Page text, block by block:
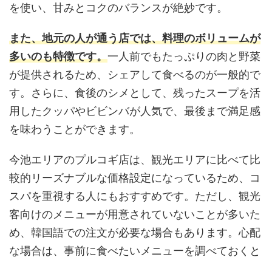
を使い、甘みとコクのバランスが絶妙です。
また、地元の人が通う店では、料理のボリュームが
多いのも特徴です。一人前でもたっぷりの肉と野菜
が提供されるため、シェアして食べるのが一般的で
す。さらに、食後のシメとして、残ったスープを活
用したクッパやビビンバが人気で、最後まで満足感
を味わうことができます。
今池エリアのプルコギ店は、観光エリアに比べて比
較的リーズナブルな価格設定になっているため、コ
スパを重視する人にもおすすめです。ただし、観光
客向けのメニューが用意されていないことが多いた
め、韓国語での注文が必要な場合もあります。心配
な場合は、事前に食べたいメニューを調べておくと